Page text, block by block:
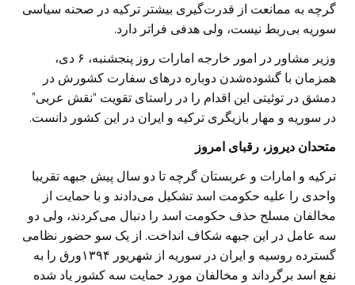
گرچه به ممانعت از قدرت‌گیری بیشتر ترکیه در صحنه سیاسی
سوریه بی‌ربط نیست، ولی هدفی فراتر دارد.
وزیر مشاور در امور خارجه امارات روز پنجشنبه، ۶ دی،
همزمان با گشوده‌شدن دوباره درهای سفارت کشورش در
دمشق در توئیتی این اقدام را در راستای تقویت “نقش عربی”
در سوریه و مهار بازیگری ترکیه و ایران در این کشور دانست.
متحدان دیروز، رقبای امروز
ترکیه و امارات و عربستان گرچه تا دو سال پیش جبهه تقریبا
واحدی را علیه حکومت اسد تشکیل می‌دادند و با حمایت از
مخالفان مسلح حذف حکومت اسد را دنبال می‌کردند، ولی دو
سه عامل در این جبهه شکاف انداخت. از یک سو حضور نظامی
گسترده روسیه و ایران در سوریه از شهریور ۱۳۹۴ورق را به
نفع اسد برگرداند و مخالفان مورد حمایت سه کشور یاد شده